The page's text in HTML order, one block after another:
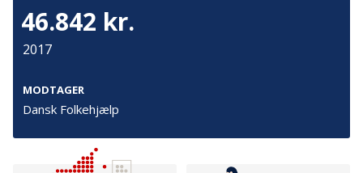
46.842 kr.
2017
MODTAGER
Dansk Folkehjælp
Tilmeld nyhedsbrev
De seneste nyheder om TrygFondens og TryghedsGruppens
aktiviteter direkte i din indbakke.